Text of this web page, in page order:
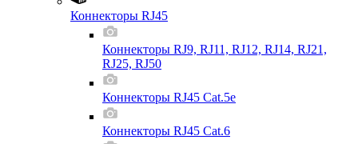
Коннекторы RJ45
Коннекторы RJ9, RJ11, RJ12, RJ14, RJ21,
RJ25, RJ50
Коннекторы RJ45 Cat.5e
Коннекторы RJ45 Cat.6